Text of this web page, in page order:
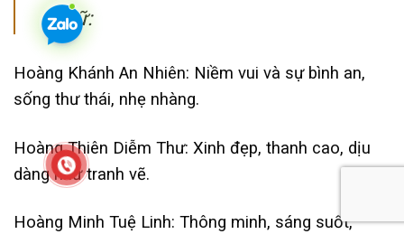
chữ:
Hoàng Khánh An Nhiên: Niềm vui và sự bình an,
sống thư thái, nhẹ nhàng.
Hoàng Thiên Diễm Thư: Xinh đẹp, thanh cao, dịu
dàng như tranh vẽ.
Hoàng Minh Tuệ Linh: Thông minh, sáng suốt,